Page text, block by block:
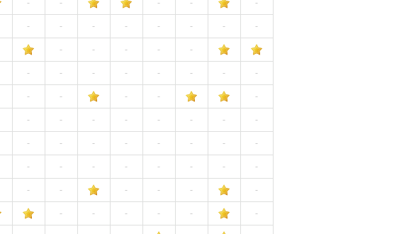
- - - - -
- - - - - - - -
- - - - -
- - - - - - - -
- - - - -
- - - - - - - -
- - - - - - - -
- - - - - - - -
- - - - - -
- - - - - -